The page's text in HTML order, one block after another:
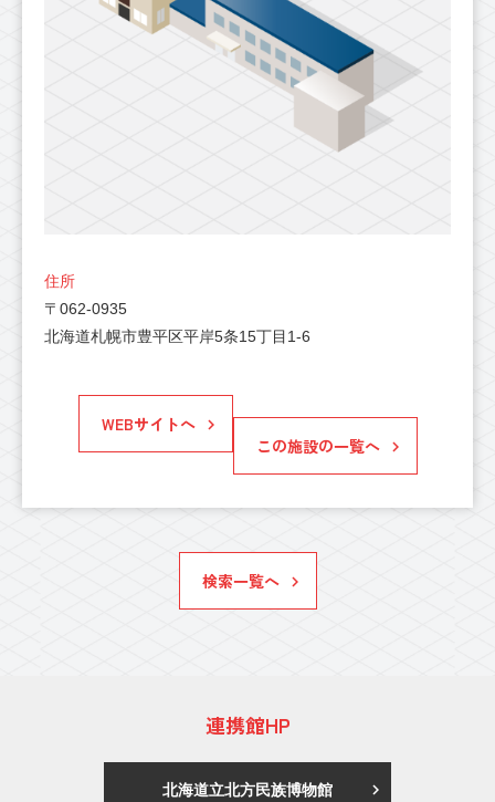
住所
〒062-0935
北海道札幌市豊平区平岸5条15丁目1-6
WEBサイトへ
この施設の一覧へ
検索一覧へ
連携館HP
北海道立北方民族博物館